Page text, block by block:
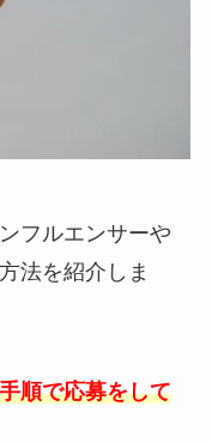
フルエンサーや
法を紹介しま
順で応募をして